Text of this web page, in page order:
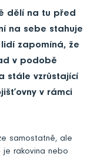
dělí na tu před
na sebe stahuje
zapomíná, že
v podobě
stále vzrůstající
v rámci
samostatně, ale
je rakovina nebo